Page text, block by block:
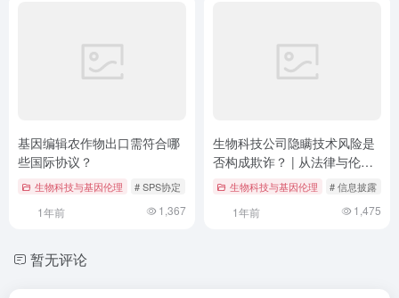
基因编辑农作物出口需符合哪
些国际协议？
生物科技与基因伦理 # SPS协定 # 农产品出口合规 # 卡塔赫纳议定书
1年前 1,367
生物科技公司隐瞒技术风险是
否构成欺诈？ | 从法律与伦理
视角探讨技术披露义务
生物科技与基因伦理 # 信息披露
1年前 1,475
暂无评论